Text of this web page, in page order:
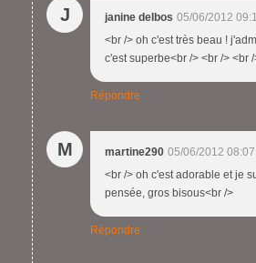
J janine delbos 05/06/2012
<br /> oh c'est très beau !
c'est superbe<br /> <br /> <br
Répondre
M martine290 05/06/2012 08:07
<br /> oh c'est adorable et je
pensée, gros bisous<br />
Répondre